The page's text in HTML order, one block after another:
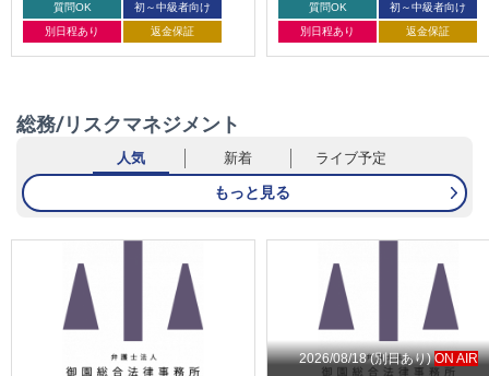
質問OK
初～中級者向け
別日程あり
返金保証
質問OK
初～中級者向け
別日程あり
返金保証
総務/リスクマネジメント
人気 新着 ライブ予定
もっと見る
2026/08/18 (別日あり) ON AIR